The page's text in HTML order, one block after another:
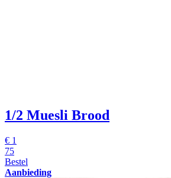
1/2 Muesli Brood
€ 1
75
Bestel
Aanbieding